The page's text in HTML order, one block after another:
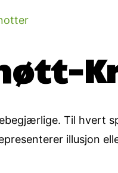
Til hvert
illusjon